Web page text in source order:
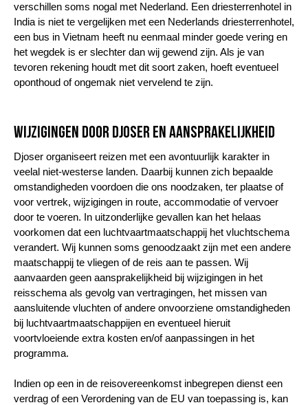
verschillen soms nogal met Nederland. Een driesterrenhotel in
India is niet te vergelijken met een Nederlands driesterrenhotel,
een bus in Vietnam heeft nu eenmaal minder goede vering en
het wegdek is er slechter dan wij gewend zijn. Als je van
tevoren rekening houdt met dit soort zaken, hoeft eventueel
oponthoud of ongemak niet vervelend te zijn.
Wijzigingen door Djoser en aansprakelijkheid
Djoser organiseert reizen met een avontuurlijk karakter in
veelal niet-westerse landen. Daarbij kunnen zich bepaalde
omstandigheden voordoen die ons noodzaken, ter plaatse of
voor vertrek, wijzigingen in route, accommodatie of vervoer
door te voeren. In uitzonderlijke gevallen kan het helaas
voorkomen dat een luchtvaartmaatschappij het vluchtschema
verandert. Wij kunnen soms genoodzaakt zijn met een andere
maatschappij te vliegen of de reis aan te passen. Wij
aanvaarden geen aansprakelijkheid bij wijzigingen in het
reisschema als gevolg van vertragingen, het missen van
aansluitende vluchten of andere onvoorziene omstandigheden
bij luchtvaartmaatschappijen en eventueel hieruit
voortvloeiende extra kosten en/of aanpassingen in het
programma.
Indien op een in de reisovereenkomst inbegrepen dienst een
verdrag of een Verordening van de EU van toepassing is, kan